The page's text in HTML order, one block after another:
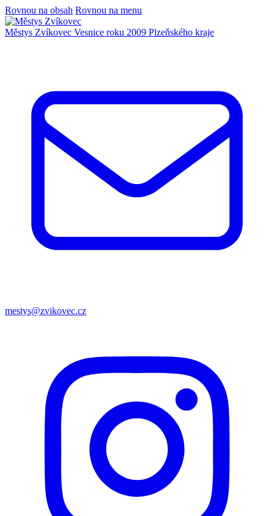
Rovnou na obsah Rovnou na menu
Městys Zvíkovec Vesnice roku 2009 Plzeňského kraje
mestys@zvikovec.cz